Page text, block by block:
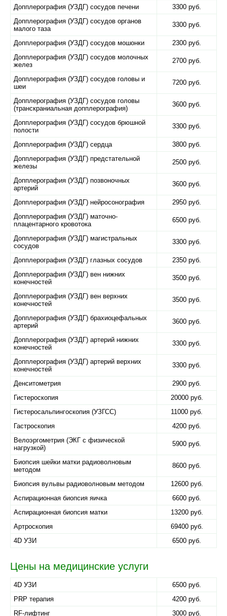
Допплерография (УЗДГ) сосудов печени
3300 руб.
Допплерография (УЗДГ) сосудов органов
малого таза
3300 руб.
Допплерография (УЗДГ) сосудов мошонки
2300 руб.
Допплерография (УЗДГ) сосудов молочных
желез
2700 руб.
Допплерография (УЗДГ) сосудов головы и
шеи
7200 руб.
Допплерография (УЗДГ) сосудов головы
(транскраниальная допплерография)
3600 руб.
Допплерография (УЗДГ) сосудов брюшной
полости
3300 руб.
Допплерография (УЗДГ) сердца
3800 руб.
Допплерография (УЗДГ) предстательной
железы
2500 руб.
Допплерография (УЗДГ) позвоночных
артерий
3600 руб.
Допплерография (УЗДГ) нейросонография
2950 руб.
Допплерография (УЗДГ) маточно-
плацентарного кровотока
6500 руб.
Допплерография (УЗДГ) магистральных
сосудов
3300 руб.
Допплерография (УЗДГ) глазных сосудов
2350 руб.
Допплерография (УЗДГ) вен нижних
конечностей
3500 руб.
Допплерография (УЗДГ) вен верхних
конечностей
3500 руб.
Допплерография (УЗДГ) брахиоцефальных
артерий
3600 руб.
Допплерография (УЗДГ) артерий нижних
конечностей
3300 руб.
Допплерография (УЗДГ) артерий верхних
конечностей
3300 руб.
Денситометрия
2900 руб.
Гистероскопия
20000 руб.
Гистеросальпингоскопия (УЗГСС)
11000 руб.
Гастроскопия
4200 руб.
Велоэргометрия (ЭКГ с физической
нагрузкой)
5900 руб.
Биопсия шейки матки радиоволновым
методом
8600 руб.
Биопсия вульвы радиоволновым методом
12600 руб.
Аспирационная биопсия яичка
6600 руб.
Аспирационная биопсия матки
13200 руб.
Артроскопия
69400 руб.
4D УЗИ
6500 руб.
Цены на медицинские услуги
4D УЗИ
6500 руб.
PRP терапия
4200 руб.
RF-лифтинг
3000 руб.